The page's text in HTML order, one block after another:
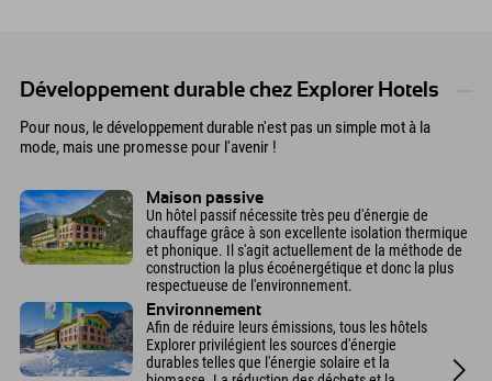
Développement durable chez Explorer Hotels
Pour nous, le développement durable n'est pas un simple mot à la
mode, mais une promesse pour l'avenir !
Maison passive
Un hôtel passif nécessite très peu d'énergie de
chauffage grâce à son excellente isolation thermique
et phonique. Il s'agit actuellement de la méthode de
construction la plus écoénergétique et donc la plus
respectueuse de l'environnement.
Environnement
Afin de réduire leurs émissions, tous les hôtels
Explorer privilégient les sources d'énergie
durables telles que l'énergie solaire et la